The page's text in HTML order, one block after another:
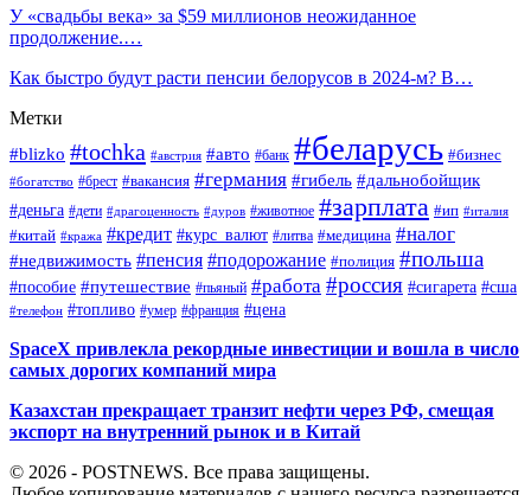
У «свадьбы века» за $59 миллионов неожиданное
продолжение.…
Как быстро будут расти пенсии белорусов в 2024-м? В…
Метки
#blizko #tochka #австрия #авто #банк #беларусь #бизнес
#богатство #брест #вакансия #германия #гибель #дальнобойщик
#деньга #дети #драгоценность #дуров #животное #зарплата #ип #италия
#китай #кража #кредит #курс_валют #литва #медицина #налог
#недвижимость #пенсия #подорожание #полиция #польша
#пособие #путешествие #пьяный #работа #россия #сигарета #сша
#телефон #топливо #умер #франция #цена
SpaceX привлекла рекордные инвестиции и вошла в число
самых дорогих компаний мира
Казахстан прекращает транзит нефти через РФ, смещая
экспорт на внутренний рынок и в Китай
© 2026 - POSTNEWS. Все права защищены.